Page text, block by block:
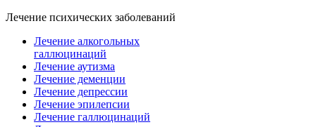
Лечение психических заболеваний
Лечение алкогольных
галлюцинаций
Лечение аутизма
Лечение деменции
Лечение депрессии
Лечение эпилепсии
Лечение галлюцинаций